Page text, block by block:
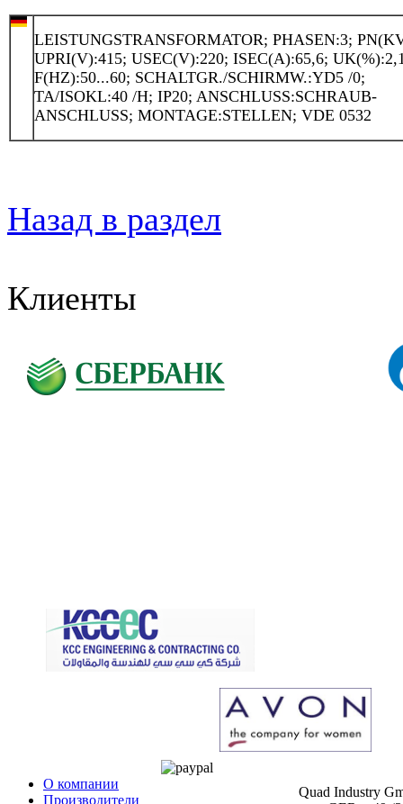
LEISTUNGSTRANSFORMATOR; PHASEN:3;
UPRI(V):415; USEC(V):220; ISEC(A):65,6;
F(HZ):50...60; SCHALTGR./SCHIRMW.:YD5 /0;
TA/ISOKL:40 /H; IP20; ANSCHLUSS:SCHRAUB-
ANSCHLUSS; MONTAGE:STELLEN; VDE 0532
Назад в раздел
Клиенты
О компании
Производители
Quad Industry